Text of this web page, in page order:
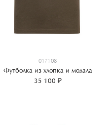
017108
Футболка из хлопка и модала
35 100 ₽